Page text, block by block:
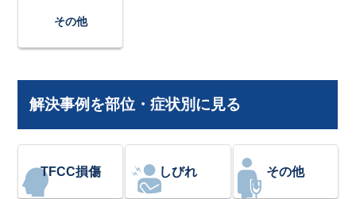
その他
解決事例を部位・症状別に見る
TFCC損傷 しびれ その他